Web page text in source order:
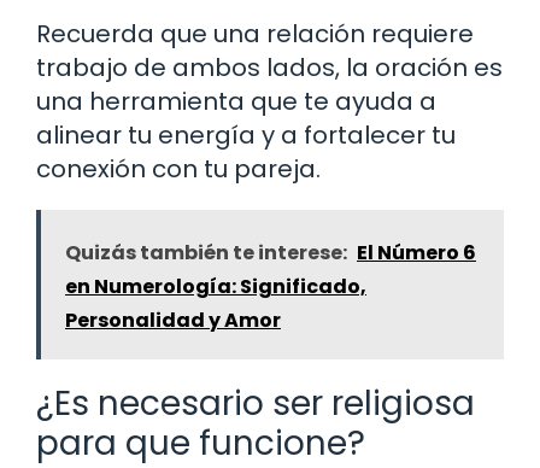
Recuerda que una relación requiere
trabajo de ambos lados, la oración es
una herramienta que te ayuda a
alinear tu energía y a fortalecer tu
conexión con tu pareja.
Quizás también te interese: El Número 6
en Numerología: Significado,
Personalidad y Amor
¿Es necesario ser religiosa
para que funcione?